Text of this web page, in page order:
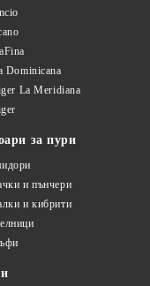
Dominicana
La Meridiana
за пури
и пънчери
и кибрити